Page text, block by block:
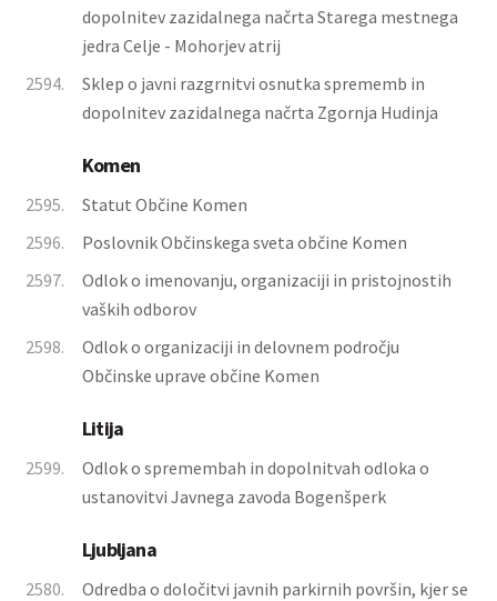
dopolnitev zazidalnega načrta Starega mestnega
jedra Celje - Mohorjev atrij
2594.
Sklep o javni razgrnitvi osnutka sprememb in
dopolnitev zazidalnega načrta Zgornja Hudinja
Komen
2595.
Statut Občine Komen
2596.
Poslovnik Občinskega sveta občine Komen
2597.
Odlok o imenovanju, organizaciji in pristojnostih
vaških odborov
2598.
Odlok o organizaciji in delovnem področju
Občinske uprave občine Komen
Litija
2599.
Odlok o spremembah in dopolnitvah odloka o
ustanovitvi Javnega zavoda Bogenšperk
Ljubljana
2580.
Odredba o določitvi javnih parkirnih površin, kjer se